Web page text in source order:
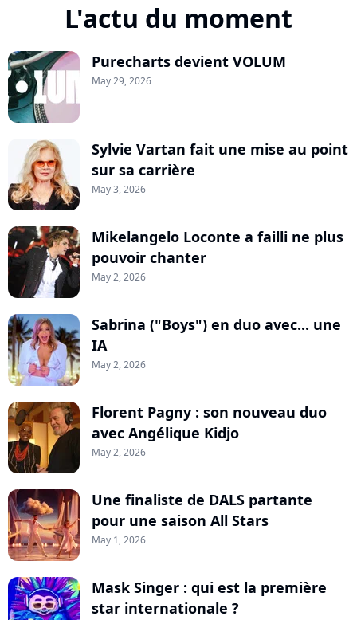
L'actu du moment
Purecharts devient VOLUM
May 29, 2026
Sylvie Vartan fait une mise au point
sur sa carrière
May 3, 2026
Mikelangelo Loconte a failli ne plus
pouvoir chanter
May 2, 2026
Sabrina ("Boys") en duo avec... une
IA
May 2, 2026
Florent Pagny : son nouveau duo
avec Angélique Kidjo
May 2, 2026
Une finaliste de DALS partante
pour une saison All Stars
May 1, 2026
Mask Singer : qui est la première
star internationale ?